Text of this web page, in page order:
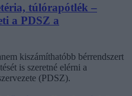
túlórapótlék –
a PDSZ a
kiszámíthatóbb bérrendszert
is szeretné elérni a
(PDSZ).